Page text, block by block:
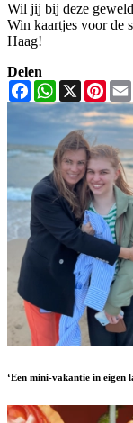
Wil jij bij deze
Win kaartjes voor de
Haag!
Delen
FacebookWhatsApp
X
‘Een mini-vakantie in eigen